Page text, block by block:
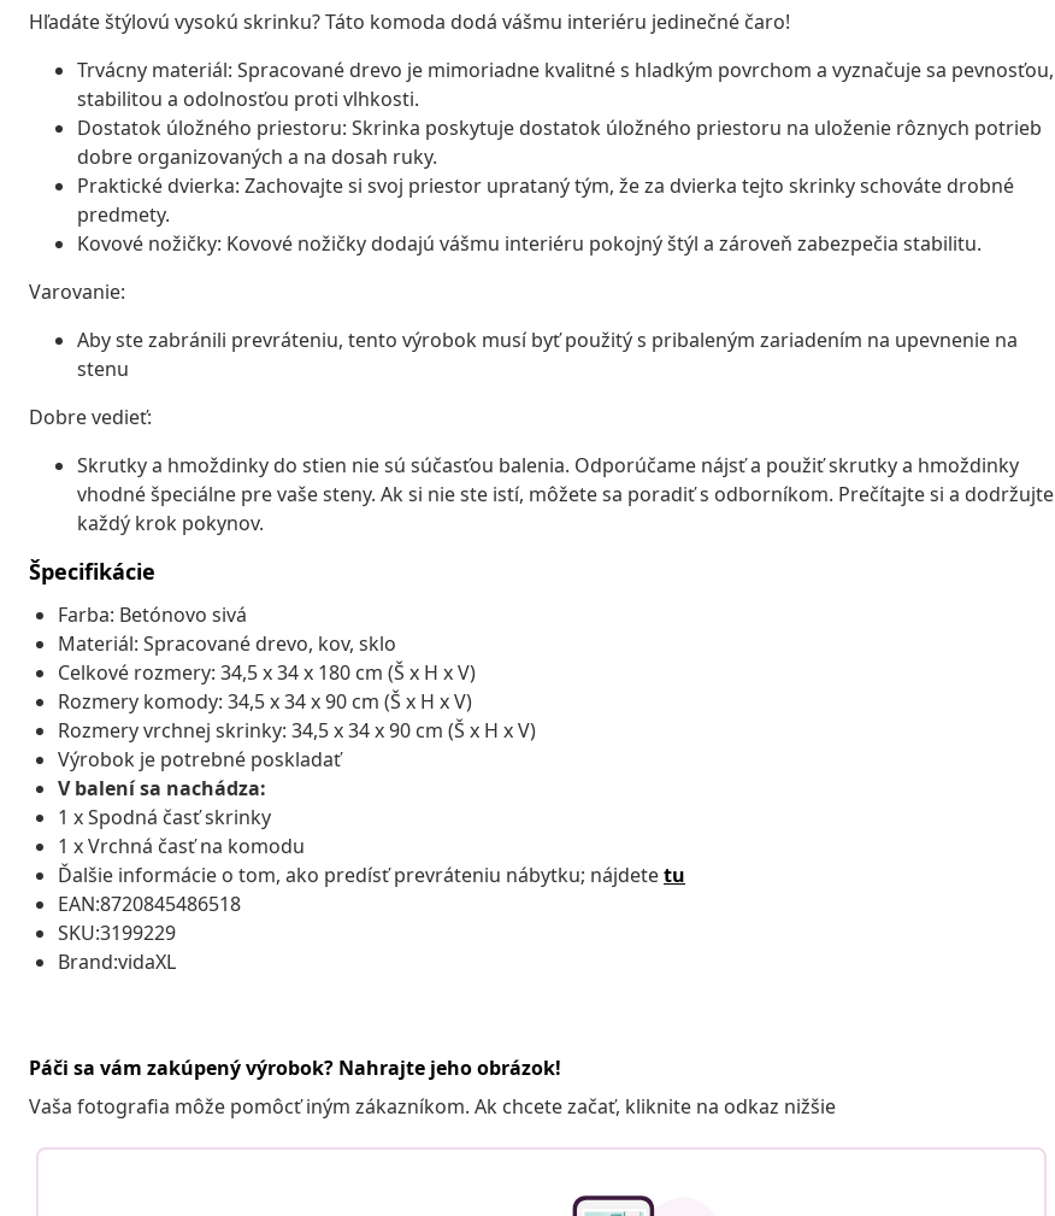
Hľadáte štýlovú vysokú skrinku? Táto komoda dodá vášmu interiéru jedinečné čaro!
Trvácny materiál: Spracované drevo je mimoriadne kvalitné s hladkým povrchom a vyznačuje sa pevnosťou,
stabilitou a odolnosťou proti vlhkosti.
Dostatok úložného priestoru: Skrinka poskytuje dostatok úložného priestoru na uloženie rôznych potrieb
dobre organizovaných a na dosah ruky.
Praktické dvierka: Zachovajte si svoj priestor uprataný tým, že za dvierka tejto skrinky schováte drobné
predmety.
Kovové nožičky: Kovové nožičky dodajú vášmu interiéru pokojný štýl a zároveň zabezpečia stabilitu.
Varovanie:
Aby ste zabránili prevráteniu, tento výrobok musí byť použitý s pribaleným zariadením na upevnenie na
stenu
Dobre vedieť:
Skrutky a hmoždinky do stien nie sú súčasťou balenia. Odporúčame nájsť a použiť skrutky a hmoždinky
vhodné špeciálne pre vaše steny. Ak si nie ste istí, môžete sa poradiť s odborníkom. Prečítajte si a dodržujte
každý krok pokynov.
Špecifikácie
Farba: Betónovo sivá
Materiál: Spracované drevo, kov, sklo
Celkové rozmery: 34,5 x 34 x 180 cm (Š x H x V)
Rozmery komody: 34,5 x 34 x 90 cm (Š x H x V)
Rozmery vrchnej skrinky: 34,5 x 34 x 90 cm (Š x H x V)
Výrobok je potrebné poskladať
V balení sa nachádza:
1 x Spodná časť skrinky
1 x Vrchná časť na komodu
Ďalšie informácie o tom, ako predísť prevráteniu nábytku; nájdetetu
EAN:8720845486518
SKU:3199229
Brand:vidaXL
Páči sa vám zakúpený výrobok? Nahrajte jeho obrázok!
Vaša fotografia môže pomôcť iným zákazníkom. Ak chcete začať, kliknite na odkaz nižšie